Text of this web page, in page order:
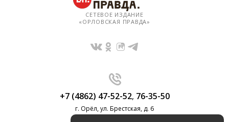
СЕТЕВОЕ ИЗДАНИЕ
«ОРЛОВСКАЯ ПРАВДА»
+7 (4862) 47-52-52, 76-35-50
г. Орёл, ул. Брестская, д. 6